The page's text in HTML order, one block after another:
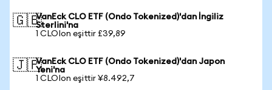
🇬🇧VanEck CLO ETF (Ondo Tokenized)'dan İngiliz
Sterlini'na
1 CLOIon eşittir £39,89
🇯🇵VanEck CLO ETF (Ondo Tokenized)'dan Japon
Yeni'na
1 CLOIon eşittir ¥8.492,7